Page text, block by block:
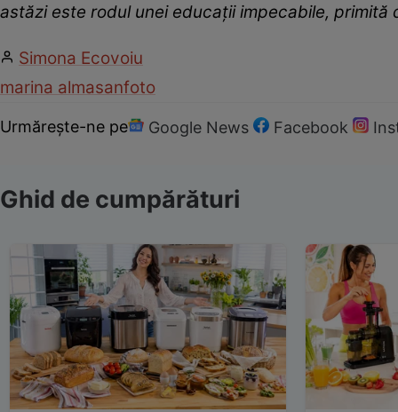
astăzi este rodul unei educații impecabile, primită
Simona Ecovoiu
marina almasanfoto
Urmărește-ne pe Google News Facebook
Ghid de cumpărături